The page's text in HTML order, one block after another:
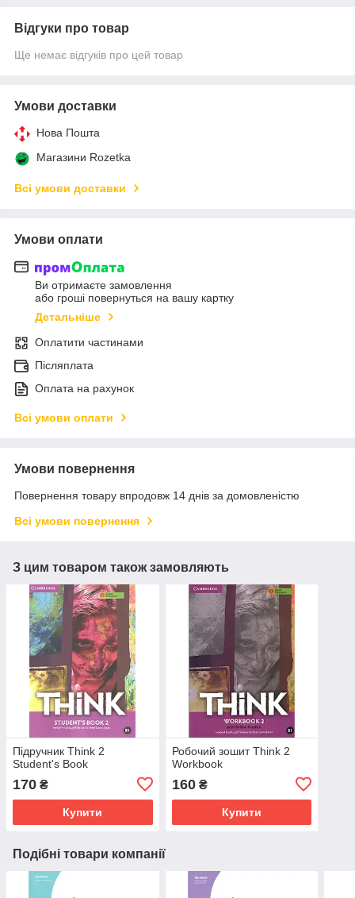
Відгуки про товар
Ще немає відгуків про цей товар
Умови доставки
Нова Пошта
Магазини Rozetka
Всі умови доставки
Умови оплати
Ви отримаєте замовлення
або гроші повернуться на вашу картку
Детальніше
Оплатити частинами
Післяплата
Оплата на рахунок
Всі умови оплати
Умови повернення
Повернення товару впродовж 14 днів за домовленістю
Всі умови повернення
З цим товаром також замовляють
Підручник Think 2
Student's Book
170 ₴
Купити
Робочий зошит Think 2
Workbook
160₴
Купити
Подібні товари компанії